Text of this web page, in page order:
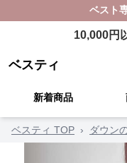
ベスト
10,000円
ベスティ
新着商品
ベスティ TOP › ダウン